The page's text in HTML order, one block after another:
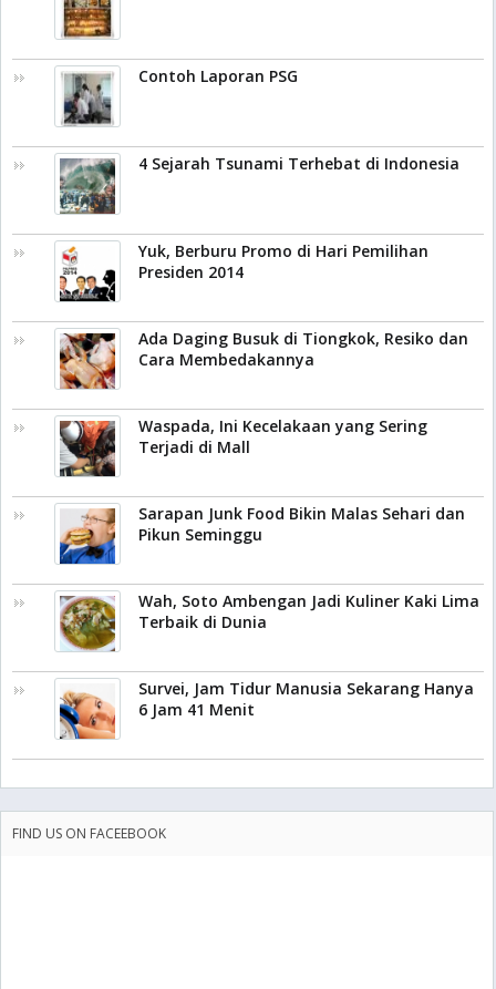
Contoh Laporan PSG
4 Sejarah Tsunami Terhebat di Indonesia
Yuk, Berburu Promo di Hari Pemilihan
Presiden 2014
Ada Daging Busuk di Tiongkok, Resiko dan
Cara Membedakannya
Waspada, Ini Kecelakaan yang Sering
Terjadi di Mall
Sarapan Junk Food Bikin Malas Sehari dan
Pikun Seminggu
Wah, Soto Ambengan Jadi Kuliner Kaki Lima
Terbaik di Dunia
Survei, Jam Tidur Manusia Sekarang Hanya
6 Jam 41 Menit
FIND US ON FACEEBOOK